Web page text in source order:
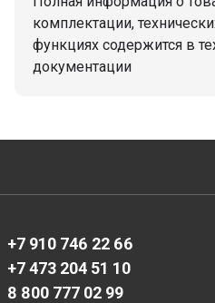
комплектации,
функциях содержится в
документации
+7 910 746 22 66
+7 473 204 51 10
8 800 777 02 99